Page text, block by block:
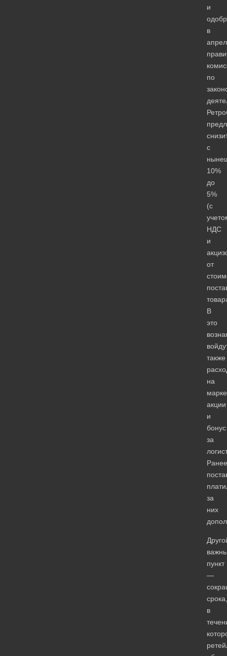
и
в
по
с
10%
до
5%
(с
НДС
и
от
В
это
также
на
акции
и
бонус
за
Ранее
за
них
пункт
—
срока,
в